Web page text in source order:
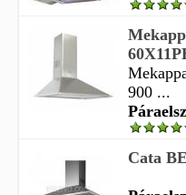
900 ...
Cata